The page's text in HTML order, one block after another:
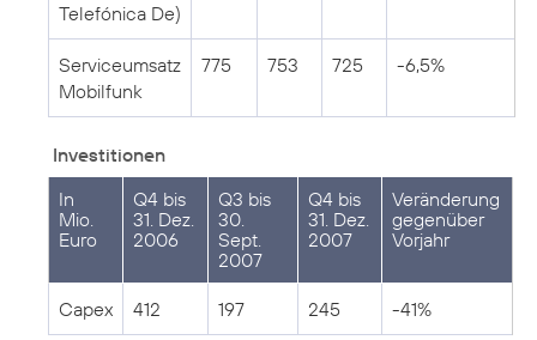
Telefónica De)
Serviceumsatz
Mobilfunk
775 753 725 -6,5%
Investitionen
In
Mio.
Euro
Q4 bis
31. Dez.
2006
Q3 bis
30.
Sept.
2007
Q4 bis
31. Dez.
2007
Veränderung
gegenüber
Vorjahr
Capex 412 197 245 -41%